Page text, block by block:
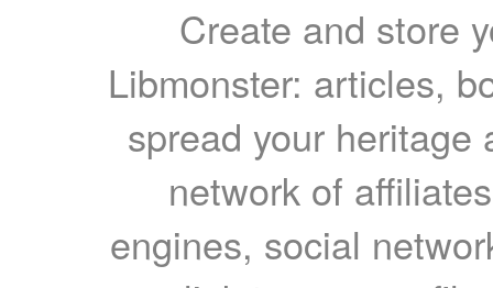
Create and store
Libmonster: articles,
spread your heritage
network of
engines, social